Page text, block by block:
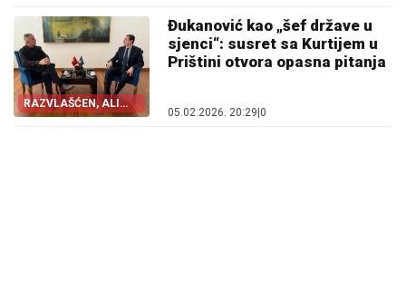
RAZVLAŠĆEN, ALI
AKTIVAN
Đukanović kao „šef države u
sjenci“: susret sa Kurtijem u
Prištini otvora opasna pitanja
05.02.2026. 20:29 0